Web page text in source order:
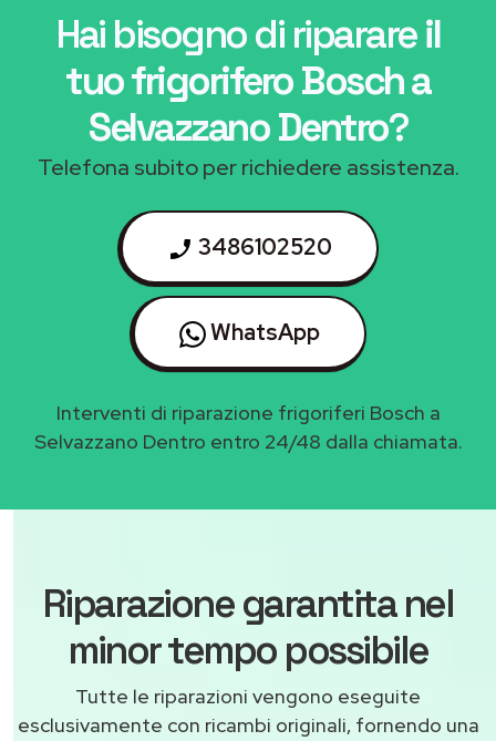
Hai bisogno di riparareil
tuo frigorifero Bosch a
Selvazzano Dentro?
Telefona subito per richiedere assistenza.
3486102520
WhatsApp
Interventi di riparazione frigoriferi Bosch a
Selvazzano Dentro entro 24/48 dalla chiamata.
Riparazione garantita nel
minor tempo possibile
Tutte le riparazioni vengono eseguite
esclusivamente con ricambi originali, fornendo una